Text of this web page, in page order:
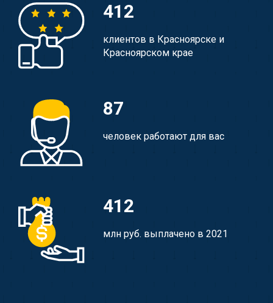
412
клиентов в Красноярске и
Красноярском крае
87
человек работают для вас
412
млн руб. выплачено в 2021